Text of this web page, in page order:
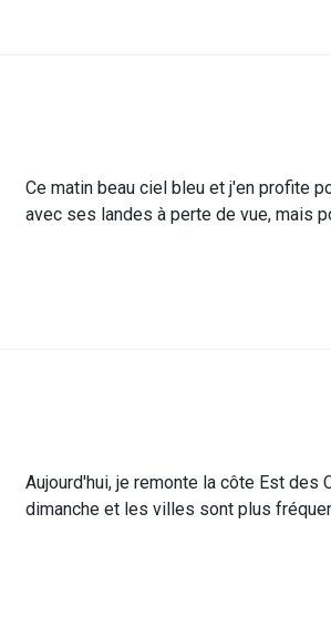
Ce matin beau ciel bleu et j'en profite
avec ses landes à perte de vue, mais
Aujourd'hui, je remonte la côte Est des
dimanche et les villes sont plus